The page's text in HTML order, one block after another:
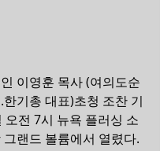
이영훈 목사 (여의도순
기총 대표)초청 조찬 기
오전 7시 뉴욕 플러싱 소
랜드 볼륨에서 열렸다.